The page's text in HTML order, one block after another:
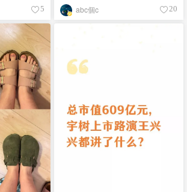
5 abc個c 20